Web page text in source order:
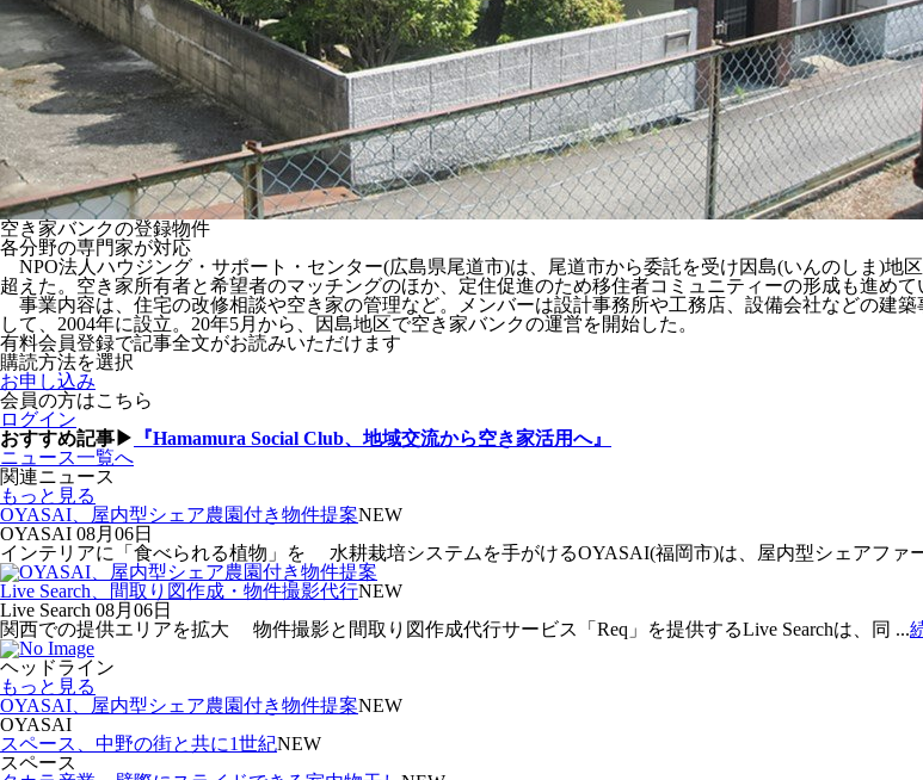
空き家バンクの登録物件
各分野の専門家が対応
NPO法人ハウジング・サポート・センター(広島県尾道市)は、尾道市から委託を受け因島(いんのしま)地
超えた。空き家所有者と希望者のマッチングのほか、定住促進のため移住者コミュニティーの形成も進めて
事業内容は、住宅の改修相談や空き家の管理など。メンバーは設計事務所や工務店、設備会社などの建
して、2004年に設立。20年5月から、因島地区で空き家バンクの運営を開始した。
有料会員登録で記事全文がお読みいただけます
購読方法を選択
お申し込み
会員の方はこちら
ログイン
おすすめ記事▶
『Hamamura Social Club、地域交流から空き家活用へ』
ニュース一覧へ
関連ニュース
もっと見る
OYASAI、屋内型シェア農園付き物件提案NEW
OYASAI 08月06日
インテリアに「食べられる植物」を 水耕栽培システムを手がけるOYASAI(福岡市)は、屋内型シェアファ
Live Search、間取り図作成・物件撮影代行NEW
Live Search 08月06日
関西での提供エリアを拡大 物件撮影と間取り図作成代行サービス「Req」を提供するLive Searchは、同 ...
ヘッドライン
もっと見る
OYASAI、屋内型シェア農園付き物件提案NEW
OYASAI
スペース、中野の街と共に1世紀NEW
スペース